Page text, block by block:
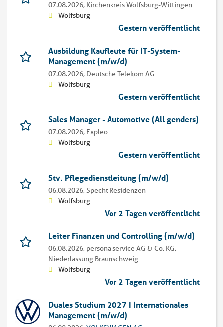
07.08.2026, Kirchenkreis Wolfsburg-Wittingen
Wolfsburg
Gestern veröffentlicht
Ausbildung Kaufleute für IT-System-
Management (m/w/d)
07.08.2026, Deutsche Telekom AG
Wolfsburg
Gestern veröffentlicht
Sales Manager - Automotive (All genders)
07.08.2026, Expleo
Wolfsburg
Gestern veröffentlicht
Stv. Pflegedienstleitung (m/w/d)
06.08.2026,Specht Residenzen
Wolfsburg
Vor 2 Tagen veröffentlicht
Leiter Finanzen und Controlling (m/w/d)
06.08.2026, persona service AG & Co. KG,
Niederlassung Braunschweig
Wolfsburg
Vor 2 Tagen veröffentlicht
Duales Studium 2027 I Internationales
Management (m/w/d)